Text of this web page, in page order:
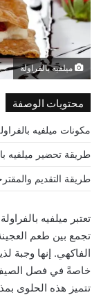
ميلفيه بالفراولة
محتويات الوصفة
مكونات ميلفيه
طريقة تحضير ميلفيه
طريقة التقديم
تعتبر ميلفيه
تجمع بين طعم
الفاكهي. إنها وجبة
خاصةً في فصل الصيف
تتميز هذه الحلوى